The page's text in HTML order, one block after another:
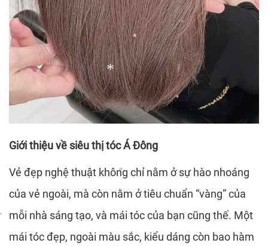
*
*
*
*
*
*
*
Giới thiệu về siêu thị tóc Á Đông
Vẻ đẹp nghệ thuật không chỉ nằm ở sự hào nhoáng
của vẻ ngoài, mà còn nằm ở tiêu chuẩn “vàng” của
mỗi nhà sáng tạo, và mái tóc của bạn cũng thế. Một
mái tóc đẹp, ngoài màu sắc, kiểu dáng còn bao hàm